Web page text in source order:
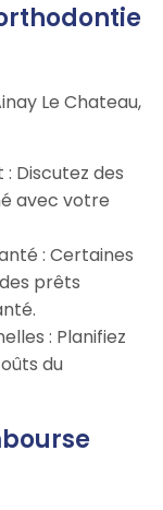
Le Chateau,
Discutez des
avec votre
: Certaines
prêts
: Planifiez
du